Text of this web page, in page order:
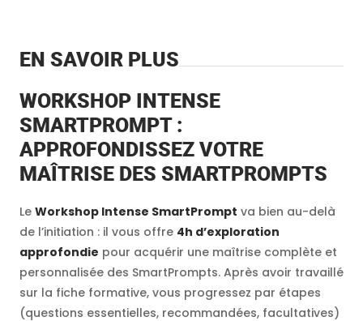
EN SAVOIR PLUS
WORKSHOP INTENSE
SMARTPROMPT :
APPROFONDISSEZ VOTRE
MAÎTRISE DES SMARTPROMPTS
Le Workshop Intense SmartPrompt va bien au-delà
de l’initiation : il vous offre 4h d’exploration
approfondie pour acquérir une maîtrise complète et
personnalisée des SmartPrompts. Après avoir travaillé
sur la fiche formative, vous progressez par étapes
(questions essentielles, recommandées, facultatives)